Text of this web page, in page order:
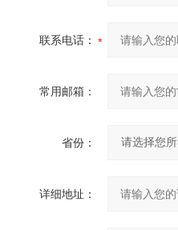
联系电话：
常用邮箱：
省份：
详细地址：